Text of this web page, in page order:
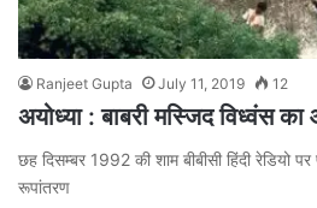
Ranjeet Gupta July 11, 2019 12
अयोध्या : बाबरी मस्जिद विध्वंस
छह दिसम्बर 1992 की शाम बीबीसी हिंदी रेडियो पर
रूपांतरण